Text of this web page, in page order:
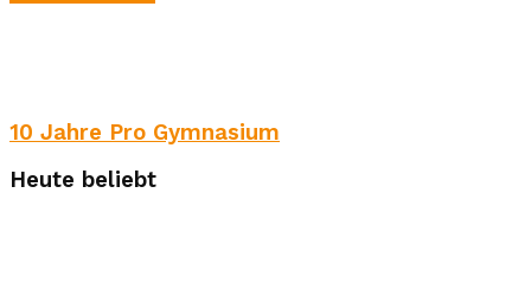
10 Jahre Pro Gymnasium
Heute beliebt